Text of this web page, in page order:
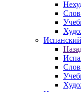
Испанский